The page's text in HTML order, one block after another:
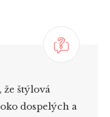
že štýlová
dospelých a